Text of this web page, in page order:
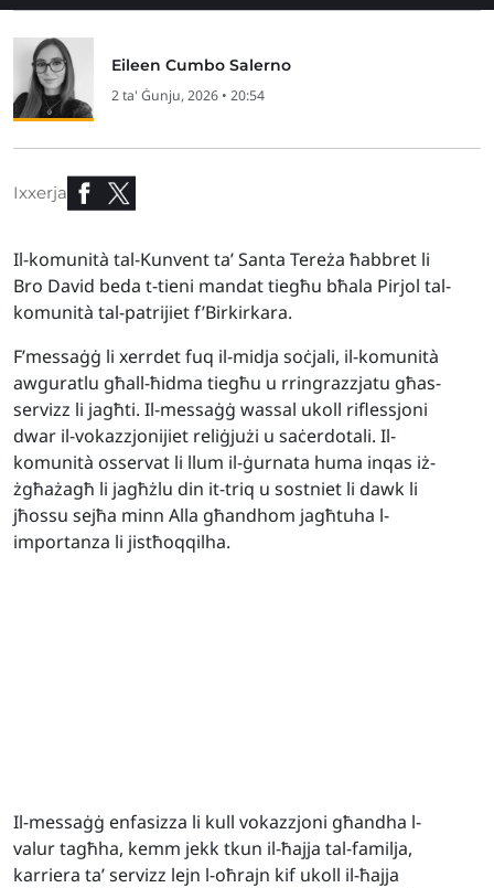
Eileen Cumbo Salerno
2 ta' Ġunju, 2026 • 20:54
Ixxerja
Il-komunità tal-Kunvent ta’ Santa Tereża ħabbret li
Bro David beda t-tieni mandat tiegħu bħala Pirjol tal-
komunità tal-patrijiet f’Birkirkara.
F’messaġġ li xerrdet fuq il-midja soċjali, il-komunità
awguratlu għall-ħidma tiegħu u rringrazzjatu għas-
servizz li jagħti. Il-messaġġ wassal ukoll riflessjoni
dwar il-vokazzjonijiet reliġjużi u saċerdotali. Il-
komunità osservat li llum il-ġurnata huma inqas iż-
żgħażagħ li jagħżlu din it-triq u sostniet li dawk li
jħossu sejħa minn Alla għandhom jagħtuha l-
importanza li jistħoqqilha.
Il-messaġġ enfasizza li kull vokazzjoni għandha l-
valur tagħha, kemm jekk tkun il-ħajja tal-familja,
karriera ta’ servizz lejn l-oħrajn kif ukoll il-ħajja